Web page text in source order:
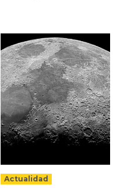
Actualidad